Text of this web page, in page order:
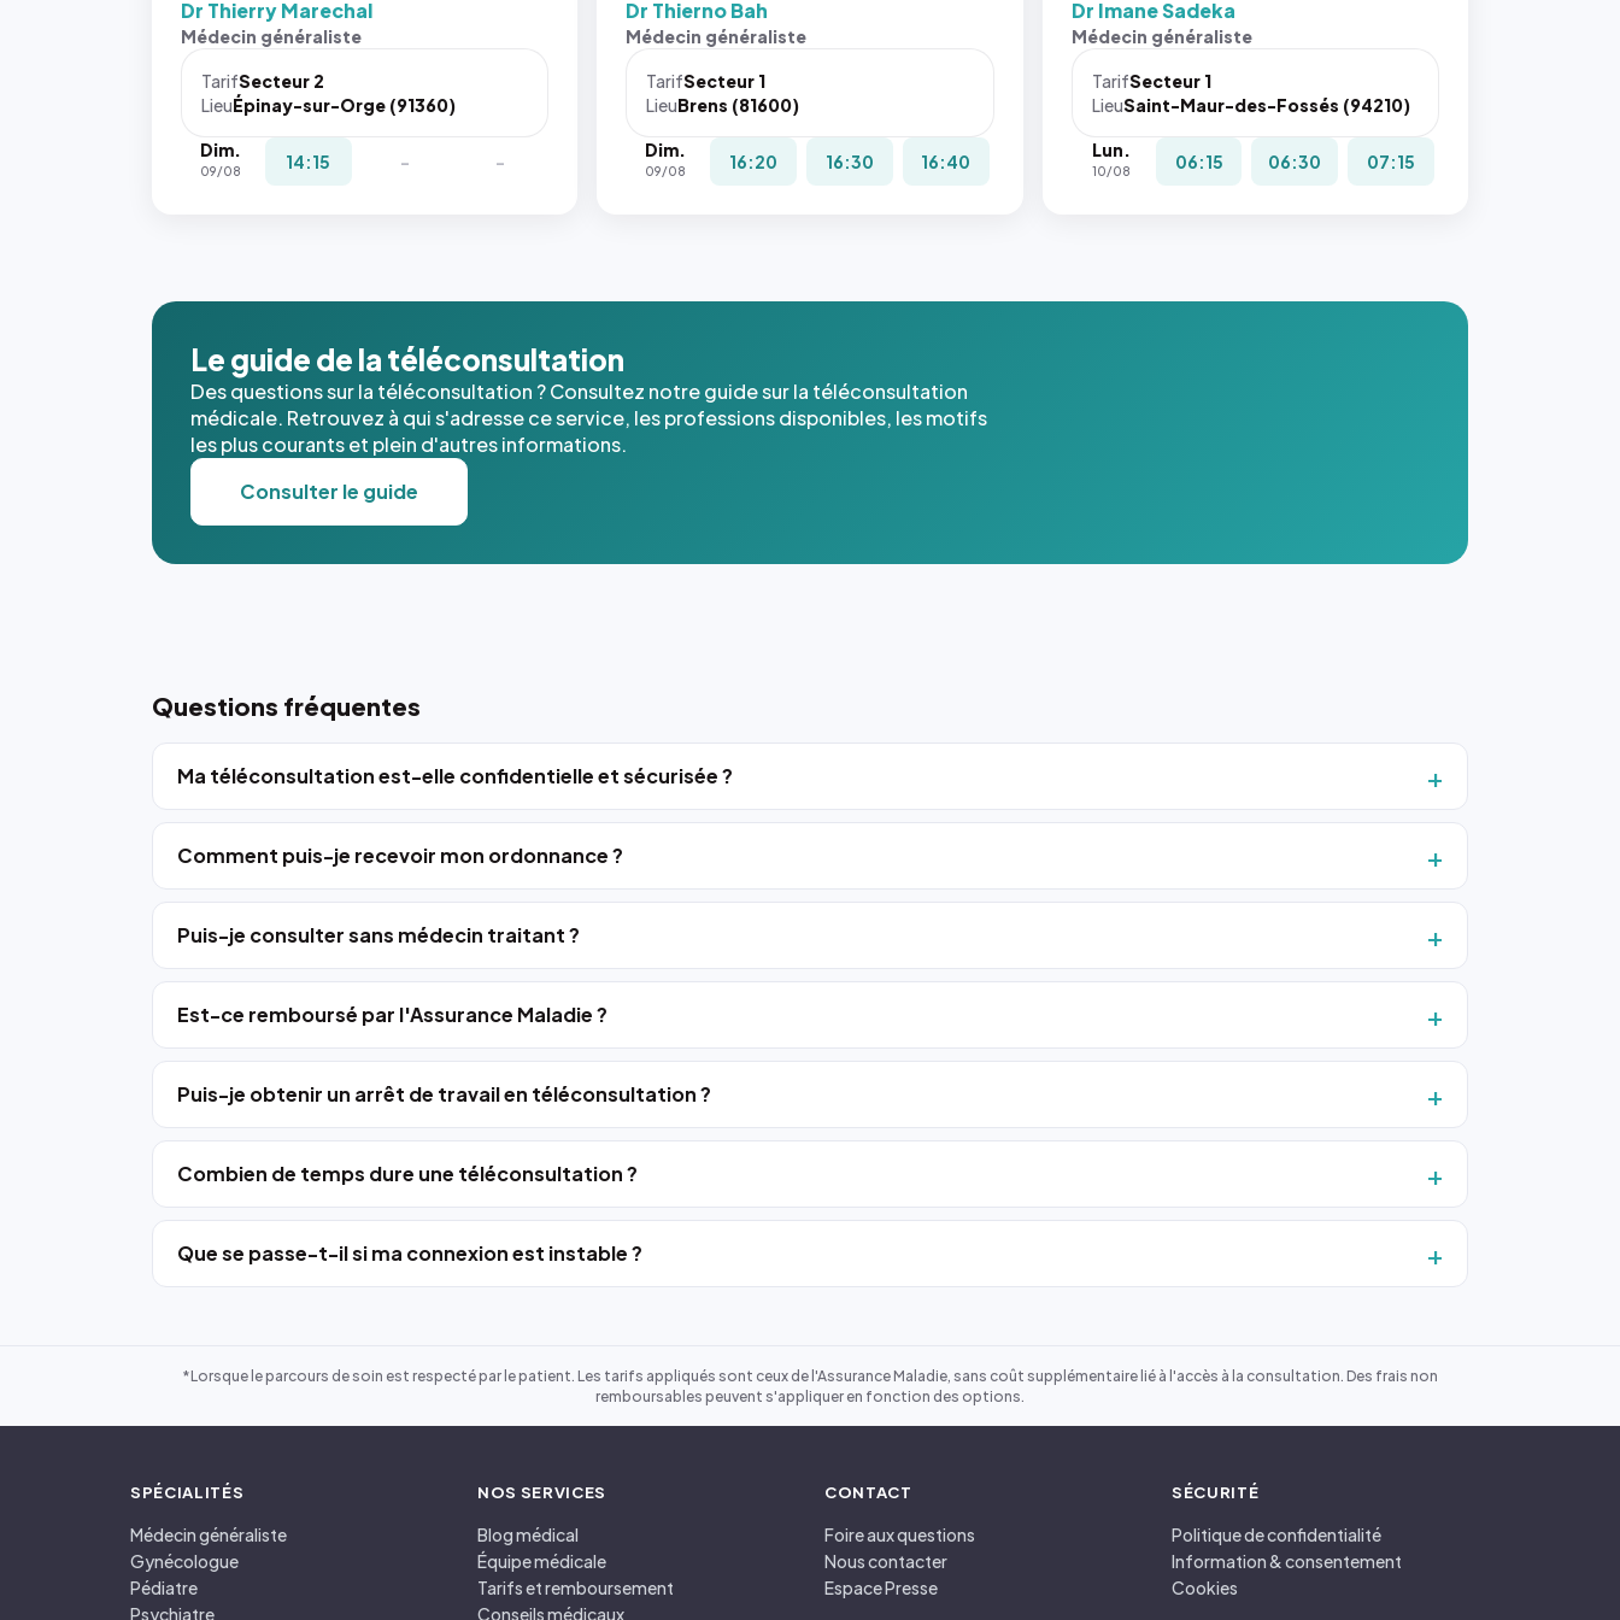
Sans ces
navigateur
pas la
place, et
l'annuaire
dans ce
cas. #}
Dr Thierry Marechal
Médecin généraliste
TarifSecteur 2
LieuÉpinay-sur-Orge (91360)
Dim.
09/08 14:15 - -
Sans ces
navigateur
pas la
place, et
cas. #}
Dr Thierno Bah
Médecin généraliste
TarifSecteur 1
LieuBrens (81600)
Dim.
09/08 16:20 16:30 16:40
Sans ces
navigateur
pas la
place, et
Dr Imane Sadeka
Médecin généraliste
TarifSecteur 1
LieuSaint-Maur-des-Fossés (94210)
Lun.
10/08 06:15 06:30 07:15
Le guide de la téléconsultation
Des questions sur la téléconsultation ? Consultez notre guide sur la téléconsultation
médicale. Retrouvez à qui s'adresse ce service, les professions disponibles, les motifs
les plus courants et plein d'autres informations.
Consulter le guide
Questions fréquentes
Ma téléconsultation est-elle confidentielle et sécurisée ?
Comment puis-je recevoir mon ordonnance ?
Puis-je consulter sans médecin traitant ?
Est-ce remboursé par l'Assurance Maladie ?
Puis-je obtenir un arrêt de travail en téléconsultation ?
Combien de temps dure une téléconsultation ?
Que se passe-t-il si ma connexion est instable ?
*Lorsque le parcours de soin est respecté par le patient. Les tarifs appliqués sont ceux de l'Assurance Maladie, sans coût supplémentaire lié à l'accès à la consultation. Des frais non
remboursables peuvent s'appliquer en fonction des options.
SPÉCIALITÉS
Médecin généraliste
Gynécologue
Pédiatre
Psychiatre
NOS SERVICES
Blog médical
Équipe médicale
Tarifs et remboursement
Conseils médicaux
CONTACT
Foire aux questions
Nous contacter
Espace Presse
SÉCURITÉ
Politique de confidentialité
Information & consentement
Cookies